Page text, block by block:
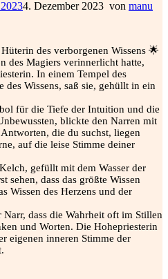
4. Dezember 2023 von manu
des verborgenen Wissens 🌟
des Magiers verinnerlicht hatte,
In einem Tempel des
des Wissens, saß sie, gehüllt in ein
für die Tiefe der Intuition und die
blickte den Narren mit
die du suchst, liegen
auf die leise Stimme deiner
gefüllt mit dem Wasser der
sehen, dass das größte Wissen
Wissen des Herzens und der
dass die Wahrheit oft im Stillen
und Worten. Die Hohepriesterin
eigenen inneren Stimme der